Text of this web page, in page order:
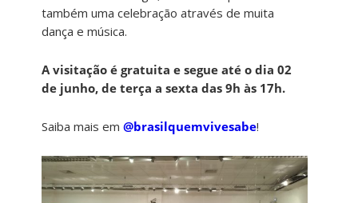
também uma celebração através de muita
dança e música.
A visitação é gratuita e segue até o dia 02
de junho, de terça a sexta das 9h às 17h.
Saiba mais em@brasilquemvivesabe!